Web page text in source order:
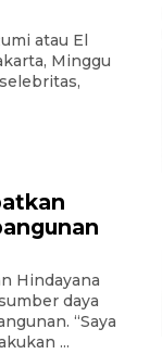
atau El
Minggu
Hindayana
daya
“Saya
...